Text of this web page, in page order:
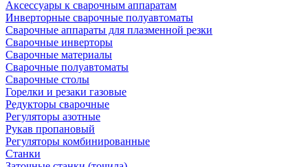
Аксессуары к сварочным аппаратам
Инверторные сварочные полуавтоматы
Сварочные аппараты для плазменной резки
Сварочные инверторы
Сварочные материалы
Сварочные полуавтоматы
Сварочные столы
Горелки и резаки газовые
Редукторы сварочные
Регуляторы азотные
Рукав пропановый
Регуляторы комбинированные
Станки